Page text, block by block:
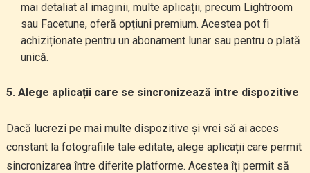
mai detaliat al imaginii, multe aplicații, precum Lightroom
sau Facetune, oferă opțiuni premium. Acestea pot fi
achiziționate pentru un abonament lunar sau pentru o plată
unică.
5. Alege aplicații care se sincronizează între dispozitive
Dacă lucrezi pe mai multe dispozitive și vrei să ai acces
constant la fotografiile tale editate, alege aplicații care permit
sincronizarea între diferite platforme. Acestea îți permit să